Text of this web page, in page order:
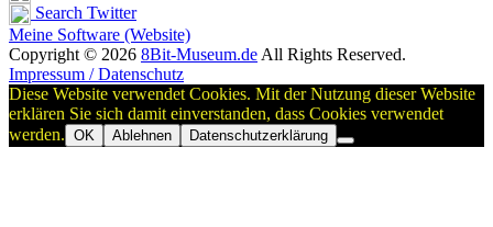
Search Twitter
Meine Software (Website)
Copyright © 2026 8Bit-Museum.de All Rights Reserved.
Impressum / Datenschutz
Diese Website verwendet Cookies. Mit der Nutzung dieser Website
erklären Sie sich damit einverstanden, dass Cookies verwendet
werden. OK Ablehnen Datenschutzerklärung